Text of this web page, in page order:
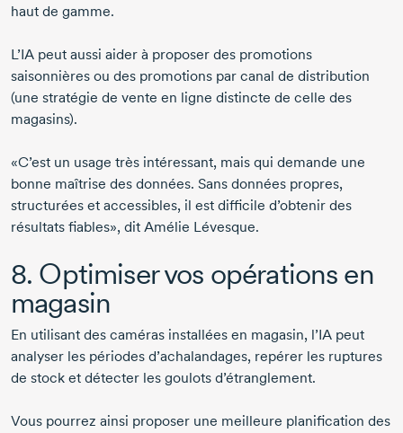
haut de gamme.
L’IA peut aussi aider à proposer des promotions
saisonnières ou des promotions par canal de distribution
(une stratégie de vente en ligne distincte de celle des
magasins).
«C’est un usage très intéressant, mais qui demande une
bonne maîtrise des données. Sans données propres,
structurées et accessibles, il est difficile d’obtenir des
résultats fiables», dit Amélie Lévesque.
8. Optimiser vos opérations en
magasin
En utilisant des caméras installées en magasin, l’IA peut
analyser les périodes d’achalandages, repérer les ruptures
de stock et détecter les goulots d’étranglement.
Vous pourrez ainsi proposer une meilleure planification des